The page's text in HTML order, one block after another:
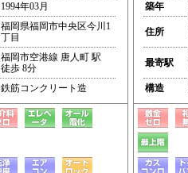
1994年03月
福岡県福岡市中央区今川1
丁目
福岡市空港線 唐人町 駅
徒歩 8分
鉄筋コンクリート造
築年
住所
最寄駅
構造